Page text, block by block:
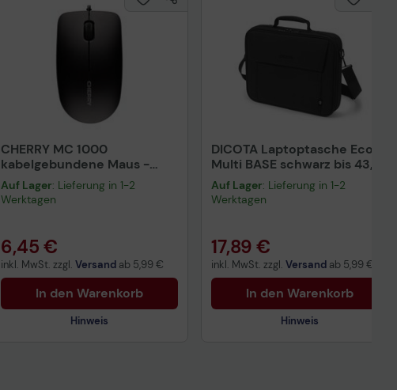
CHERRY MC 1000
kabelgebundene Maus -
schwarz
Auf Lager: Lieferung in 1-2
Werktagen
6,45 €
inkl. MwSt. zzgl. Versand ab 5,99 €
In den Warenkorb
Hinweis
DICOTA Laptoptasche Eco
Multi BASE schwarz bis 43,9
cm (17,3 Zoll)
Auf Lager: Lieferung in 1-2
Werktagen
17,89 €
inkl. MwSt. zzgl. Versand ab 5,99 €
In den Warenkorb
Hinweis